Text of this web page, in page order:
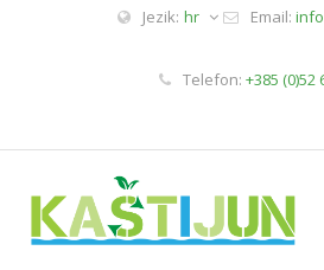
Jezik: hr Email:
Telefon: +385 (0)52